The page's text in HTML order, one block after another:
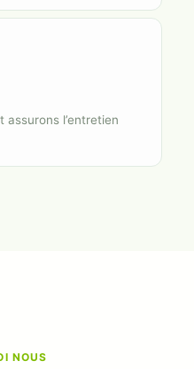
assurons l’entretien
NOUS